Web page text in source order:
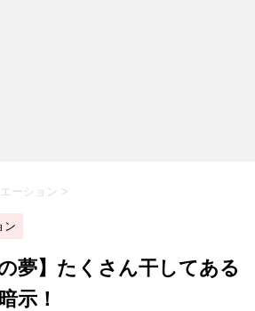
ーション >
ン
夢】たくさん干してある
示！